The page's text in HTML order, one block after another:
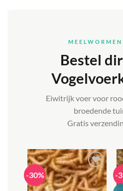
Bestel
Eiwitrijk voer voor
broedende
Gratis
-30%
Toevoegen
aan
verlanglijst
-